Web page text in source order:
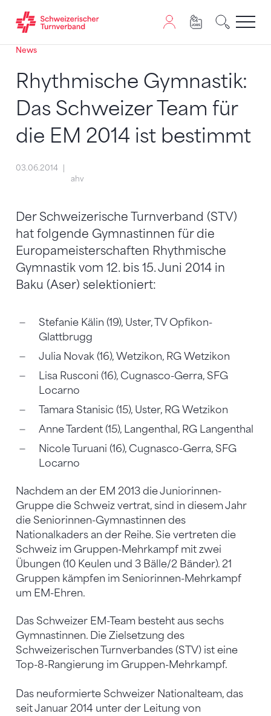
Zum Inhalt springen
Zur Sitemap navigieren
Zum Navigieren dieser Seite wird JavaScript benötigt.
News
Rhythmische Gymnastik:
Das Schweizer Team für
die EM 2014 ist bestimmt
03.06.2014
ahv
Der Schweizerische Turnverband (STV)
hat folgende Gymnastinnen für die
Europameisterschaften Rhythmische
Gymnastik vom 12. bis 15. Juni 2014 in
Baku (Aser) selektioniert:
Stefanie Kälin (19), Uster, TV Opfikon-
Glattbrugg
Julia Novak (16), Wetzikon, RG Wetzikon
Lisa Rusconi (16), Cugnasco-Gerra, SFG
Locarno
Tamara Stanisic (15), Uster, RG Wetzikon
Anne Tardent (15), Langenthal, RG Langenthal
Nicole Turuani (16), Cugnasco-Gerra, SFG
Locarno
Nachdem an der EM 2013 die Juniorinnen-
Gruppe die Schweiz vertrat, sind in diesem Jahr
die Seniorinnen-Gymnastinnen des
Nationalkaders an der Reihe. Sie vertreten die
Schweiz im Gruppen-Mehrkampf mit zwei
Übungen (10 Keulen und 3 Bälle/2 Bänder). 21
Gruppen kämpfen im Seniorinnen-Mehrkampf
um EM-Ehren.
Das Schweizer EM-Team besteht aus sechs
Gymnastinnen. Die Zielsetzung des
Schweizerischen Turnverbandes (STV) ist eine
Top-8-Rangierung im Gruppen-Mehrkampf.
Das neuformierte Schweizer Nationalteam, das
seit Januar 2014 unter der Leitung von